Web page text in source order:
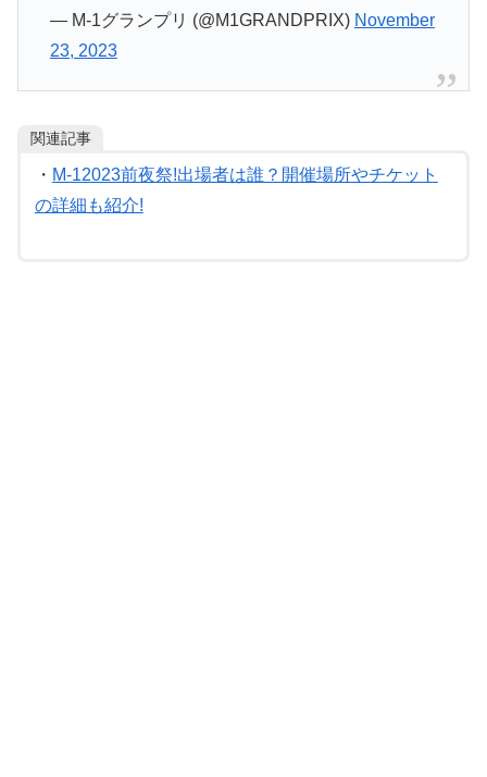
— M-1グランプリ (@M1GRANDPRIX) November
23, 2023
関連記事
・ M-12023前夜祭!出場者は誰？開催場所やチケット
の詳細も紹介!